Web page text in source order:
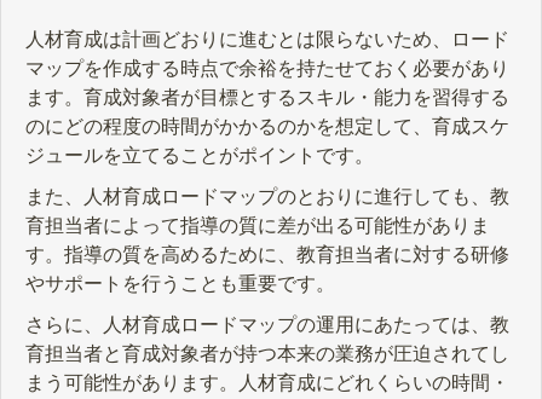
人材育成は計画どおりに進むとは限らないため、ロード
マップを作成する時点で余裕を持たせておく必要があり
ます。育成対象者が目標とするスキル・能力を習得する
のにどの程度の時間がかかるのかを想定して、育成スケ
ジュールを立てることがポイントです。
また、人材育成ロードマップのとおりに進行しても、教
育担当者によって指導の質に差が出る可能性がありま
す。指導の質を高めるために、教育担当者に対する研修
やサポートを行うことも重要です。
さらに、人材育成ロードマップの運用にあたっては、教
育担当者と育成対象者が持つ本来の業務が圧迫されてし
まう可能性があります。人材育成にどれくらいの時間・